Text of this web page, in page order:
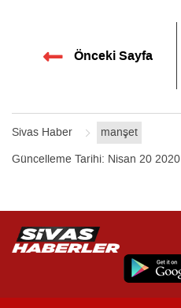
Sivas Haber
manşet
Güncelleme Tarihi: Nisan 20 2020
Önceki Sayfa